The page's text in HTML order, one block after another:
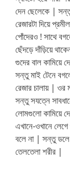
দেন ছেলেকে | সন্তু
রেজারটা দিয়ে
পোঁদেরও ! সাথে
ছেঁদড়ে দাঁড়িয়ে
গুদের বাল কামিয়ে
সন্তু মাই টেনে
রেজার চালায় | ওর
সন্তু সযত্নে
লোমগুলো কামিয়ে
এখানে-ওখানে
বলে না | সন্তু ডলে
তেলতেলা শরীর |